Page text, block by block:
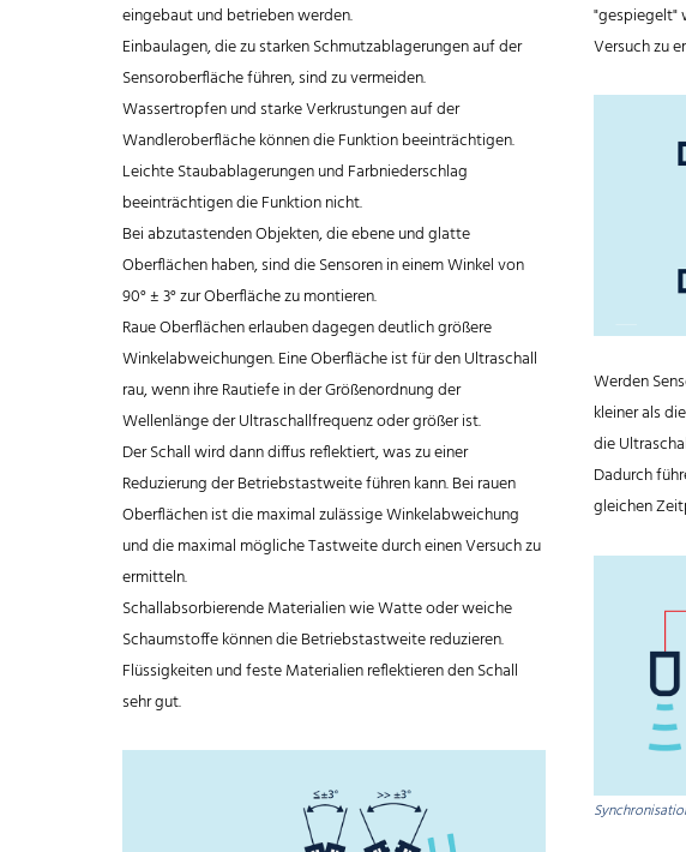
eingebaut und betrieben werden.
Einbaulagen, die zu starken Schmutzablagerungen auf der
Sensoroberfläche führen, sind zu vermeiden.
Wassertropfen und starke Verkrustungen auf der
Wandleroberfläche können die Funktion beeinträchtigen.
Leichte Staubablagerungen und Farbniederschlag
beeinträchtigen die Funktion nicht.
Bei abzutastenden Objekten, die ebene und glatte
Oberflächen haben, sind die Sensoren in einem Winkel von
90° ± 3° zur Oberfläche zu montieren.
Raue Oberflächen erlauben dagegen deutlich größere
Winkelabweichungen. Eine Oberfläche ist für den Ultraschall
rau, wenn ihre Rautiefe in der Größenordnung der
Wellenlänge der Ultraschallfrequenz oder größer ist.
Der Schall wird dann diffus reflektiert, was zu einer
Reduzierung der Betriebstastweite führen kann. Bei rauen
Oberflächen ist die maximal zulässige Winkelabweichung
und die maximal mögliche Tastweite durch einen Versuch zu
ermitteln.
Schallabsorbierende Materialien wie Watte oder weiche
Schaumstoffe können die Betriebstastweite reduzieren.
Flüssigkeiten und feste Materialien reflektieren den Schall
sehr gut.
"gespiegelt"
Versuch zu
Werden
kleiner als
die
Dadurch
gleichen